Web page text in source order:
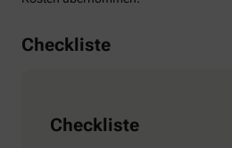
Checkliste
Checkliste